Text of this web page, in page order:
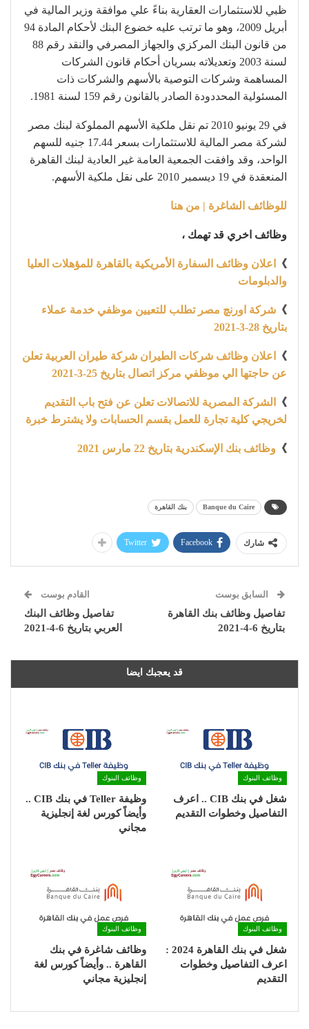
ظبي للاستثمارات العقارية بناءً علي موافقة وزير المالية في
أبريل 2009، وهو ما ترتب عليه خضوع البنك لأحكام المادة 94
من قانون البنك المركزي والجهاز المصرفي والنقد رقم 88
لسنة 2003 وتعديلاته بسريان أحكام قانون الشركات
المساهمة وشركات التوصية بالأسهم والشركات ذات
المسئولية المحددودة الصادر بالقانون رقم 159 لسنة 1981.
في 29 يونيو 2010 تم نقل ملكية الأسهم المملوكة لبنك مصر
لشركة مصر المالية للاستثمارات بسعر 17.44 جنيه للسهم
الواحد، وقد وافقت الجمعية العامة غير العادية لبنك القاهرة
المنعقدة في 19 ديسمبر 2010 على نقل ملكية الأسهم.
للوظائف الشاغرة | من هنا
وظائف اخري قد تهمك ،
》
اعلان وظائف السفارة الأمريكية بالقاهرة للمؤهلات العليا
والدبلومات
》 شركة اورنچ مصر تطلب للتعيين موظفي خدمة عملاء
بتاريخ 28-3-2021
》
اعلان وظائف شركات الطيران شركة طيران العربية تعلن
عن حاجتها الي موظفي مركز اتصال بتاريخ 25-3-2021
》
الشركة المصرية للاتصالات تعلن عن فتح باب التقديم
لخريجي كلية تجارة للعمل بقسم الحسابات ولا يشترط خبرة
》 وظائف بنك الإسكندرية بتاريخ 22 مارس 2021
Banque du Caire بنك القاهرة
شارك Facebook
Twitter
السابق بوست
تفاصيل وظائف بنك القاهرة
بتاريخ 6-4-2021
القادم بوست
تفاصيل وظائف البنك
العربي بتاريخ 6-4-2021
قد يعجبك ايضا
وظائف البنوك
شغل في بنك CIB .. اعرف
التفاصيل وخطوات التقديم
وظائف البنوك
وظيفة Teller في بنك CIB ..
وأيضاً كورس لغة إنجليزية
مجاني
وظائف البنوك
شغل في بنك القاهرة 2024 :
اعرف التفاصيل وخطوات
التقديم
وظائف البنوك
وظائف شاغرة في بنك
القاهرة .. وأيضاً كورس لغة
إنجليزية مجاني